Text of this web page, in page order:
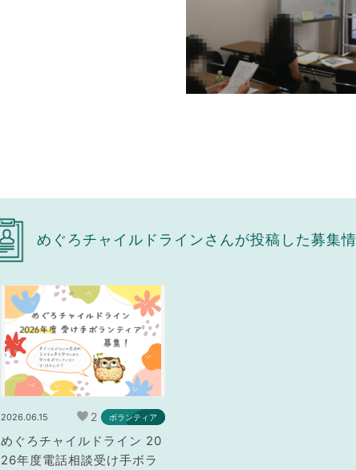
めぐろチャイルドラインさんが投稿した募集
2026.06.15 2 ボランティア
めぐろチャイルドライン 20
26年度電話相談受け手ボラ